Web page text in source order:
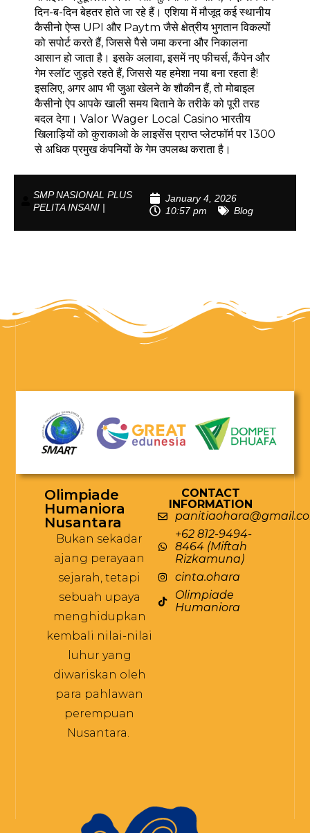
दिन-ब-दिन बेहतर होते जा रहे हैं। एशिया में मौजूद कई स्थानीय
कैसीनो ऐप्स UPI और Paytm जैसे क्षेत्रीय भुगतान विकल्पों
को सपोर्ट करते हैं, जिससे पैसे जमा करना और निकालना
आसान हो जाता है। इसके अलावा, इसमें नए फीचर्स, कैंपेन और
गेम स्लॉट जुड़ते रहते हैं, जिससे यह हमेशा नया बना रहता है!
इसलिए, अगर आप भी जुआ खेलने के शौकीन हैं, तो मोबाइल
कैसीनो ऐप आपके खाली समय बिताने के तरीके को पूरी तरह
बदल देगा। Valor Wager Local Casino भारतीय
खिलाड़ियों को कुराकाओ के लाइसेंस प्राप्त प्लेटफॉर्म पर 1300
से अधिक प्रमुख कंपनियों के गेम उपलब्ध कराता है।
SMP NASIONAL PLUS
PELITA INSANI |
January 4, 2026
10:57 pm
Blog
Olimpiade
Humaniora
Nusantara
Bukan sekadar
ajang perayaan
sejarah, tetapi
sebuah upaya
menghidupkan
kembali nilai-nilai
luhur yang
diwariskan oleh
para pahlawan
perempuan
Nusantara.
CONTACT
INFORMATION
+62 812-9494-
8464 (Miftah
Rizkamuna)
cinta.ohara
Olimpiade
Humaniora